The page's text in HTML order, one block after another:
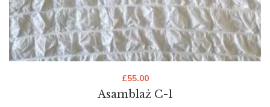
Asamblaż C-1
£55.00